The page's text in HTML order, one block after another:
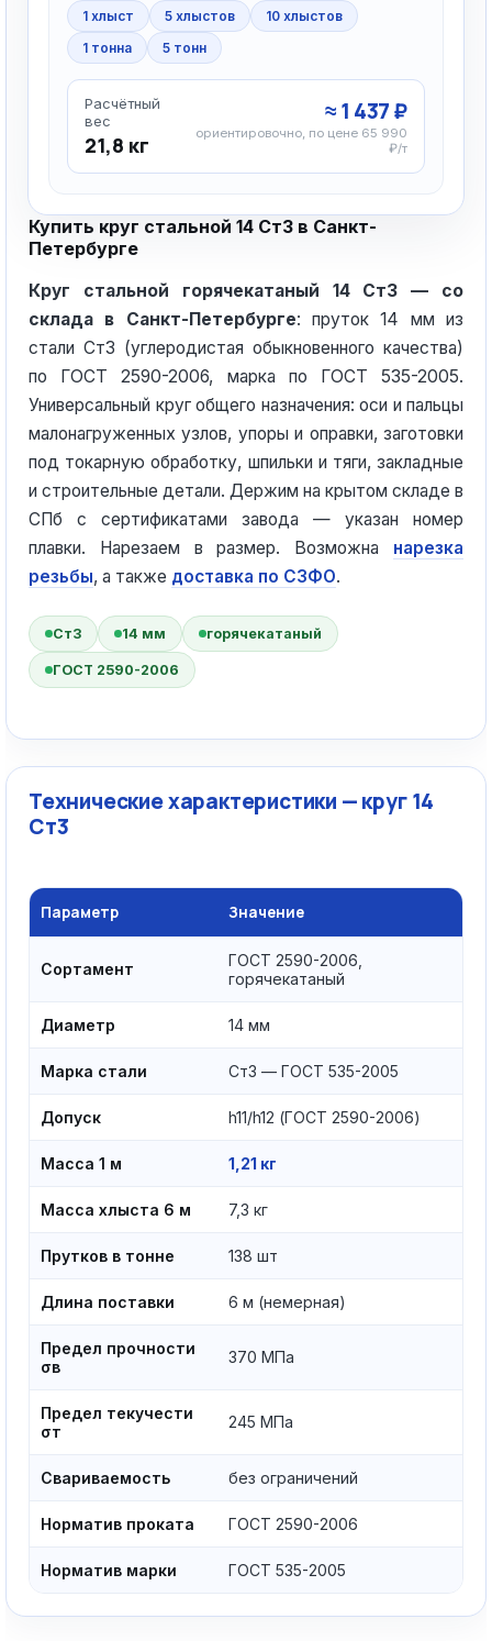
1 хлыст 5 хлыстов
10 хлыстов
1 тонна
5 тонн
Расчётный
вес
21,8 кг
≈ 1 437 ₽
ориентировочно, по цене 65 990
₽/т
Купить круг стальной 14 Ст3 в Санкт-
Петербурге
Круг стальной горячекатаный 14 Ст3 — со
склада в Санкт-Петербурге: пруток 14 мм из
стали Ст3 (углеродистая обыкновенного качества)
по ГОСТ 2590-2006, марка по ГОСТ 535-2005.
Универсальный круг общего назначения: оси и пальцы
малонагруженных узлов, упоры и оправки, заготовки
под токарную обработку, шпильки и тяги, закладные
и строительные детали. Держим на крытом складе в
СПб с сертификатами завода — указан номер
плавки. Нарезаем в размер. Возможна нарезка
резьбы, а также доставка по СЗФО.
Ст3 14 мм горячекатаный
ГОСТ 2590-2006
Технические характеристики — круг 14
Ст3
Параметр Значение
Сортамент
ГОСТ 2590-2006,
горячекатаный
Диаметр 14 мм
Марка стали Ст3 — ГОСТ 535-2005
Допуск h11/h12 (ГОСТ 2590-2006)
Масса 1 м 1,21 кг
Масса хлыста 6 м 7,3 кг
Прутков в тонне 138 шт
Длина поставки 6 м (немерная)
Предел прочности
σв
370 МПа
Предел текучести
σт
245 МПа
Свариваемость без ограничений
Норматив проката ГОСТ 2590-2006
Норматив марки ГОСТ 535-2005